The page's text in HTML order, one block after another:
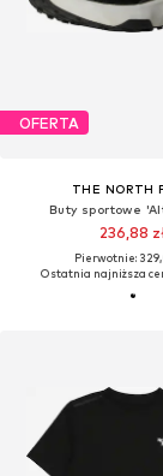
OFERTA
THE NORTH
Buty sportowe
236,88
Pierwotnie:
Ostatnia najniższa